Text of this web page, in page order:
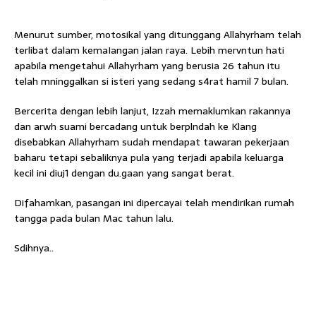
Menurut sumber, motosikal yang ditunggang Allahyrham telah
terlibat dalam kemaIangan jalan raya. Lebih mervntun hati
apabila mengetahui Allahyrham yang berusia 26 tahun itu
telah mninggalkan si isteri yang sedang s4rat hamil 7 bulan.
Bercerita dengan lebih lanjut, Izzah memaklumkan rakannya
dan arwh suami bercadang untuk berplndah ke Klang
disebabkan Allahyrham sudah mendapat tawaran pekerjaan
baharu tetapi sebaliknya pula yang terjadi apabila keluarga
kecil ini diuj1 dengan du.gaan yang sangat berat.
Difahamkan, pasangan ini dipercayai telah mendirikan rumah
tangga pada bulan Mac tahun lalu.
Sdihnya..
CLOSE